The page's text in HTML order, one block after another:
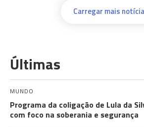
Carregar mais
Últimas
MUNDO
Programa da coligação de Lula da
com foco na soberania e segurança